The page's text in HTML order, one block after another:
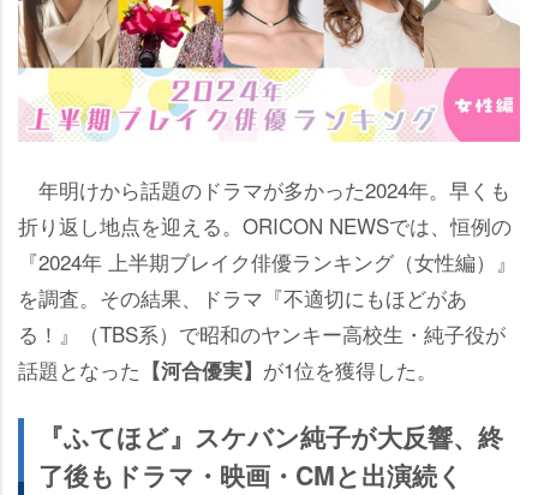
年明けから話題のドラマが多かった2024年。早くも
折り返し地点を迎える。ORICON NEWSでは、恒例の
『2024年 上半期ブレイク俳優ランキング（女性編）』
を調査。その結果、ドラマ『不適切にもほどがあ
る！』（TBS系）で昭和のヤンキー高校生・純子役が
話題となった 【河合優実】 が1位を獲得した。
『ふてほど』スケバン純子が大反響、終
了後もドラマ・映画・CMと出演続く